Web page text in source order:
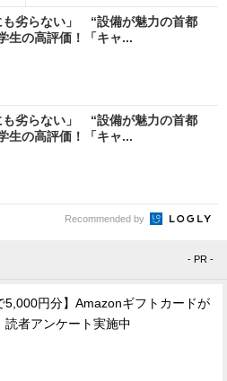
も劣らない」 “設備が魅力の首都
生の高評価！「キャ...
も劣らない」 “設備が魅力の首都
生の高評価！「キャ...
Recommended by
- PR -
5,000円分】Amazonギフトカードが
読者アンケート実施中